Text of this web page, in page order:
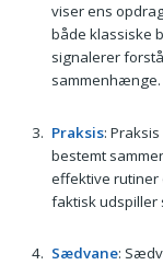
viser ens
både klassiske
signalerer
sammenhænge.
Praksis:
bestemt
effektive rutiner
faktisk udspiller
Sædvane: